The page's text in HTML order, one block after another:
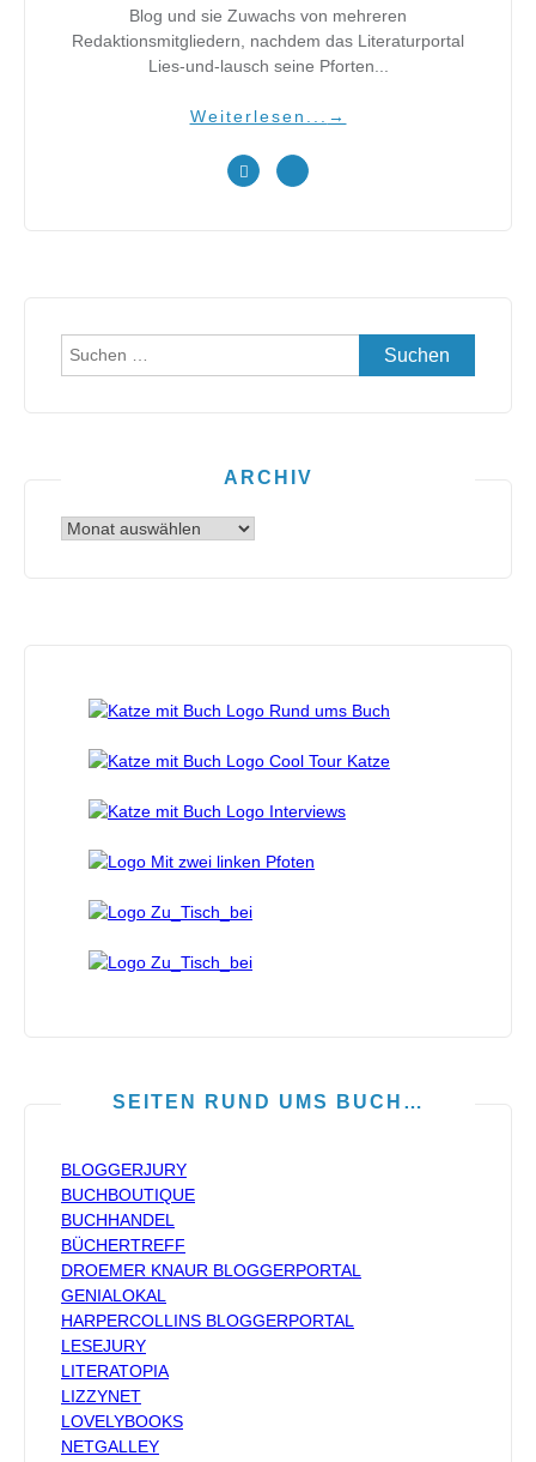
Blog und sie Zuwachs von mehreren
Redaktionsmitgliedern, nachdem das Literaturportal
Lies-und-lausch seine Pforten...
Weiterlesen... →
Suchen
ARCHIV
Archiv
SEITEN RUND UMS BUCH…
BLOGGERJURY
BUCHBOUTIQUE
BUCHHANDEL
BÜCHERTREFF
DROEMER KNAUR BLOGGERPORTAL
GENIALOKAL
HARPERCOLLINS BLOGGERPORTAL
LESEJURY
LITERATOPIA
LIZZYNET
LOVELYBOOKS
NETGALLEY